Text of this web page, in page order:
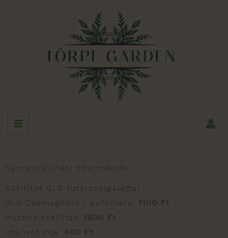
Gyors szállítási információk
Szállítás GLS futárszolgálattal
GLS CsomagPont / automata: 1100 Ft
Házhoz szállítás: 1500 Ft
Utánvét díja: 400 Ft